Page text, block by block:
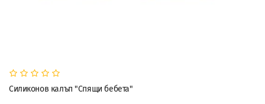
Силиконов калъп "Спящи бебета"